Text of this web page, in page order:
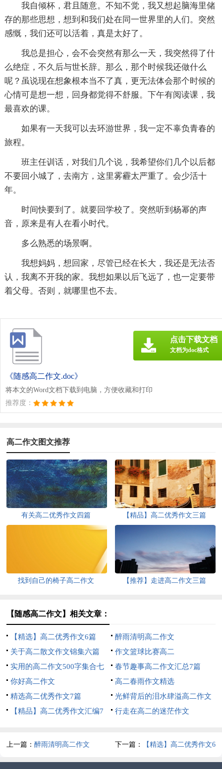
我自倾杯，君且随意。不知不觉，我又想起脑海里储
存的那些思想，想到和我们处在同一世界里的人们。突然
感慨，我们还可以活着，真是太好了。
我总是担心，会不会突然有那么一天，我突然得了什
么绝症，不久后与世长辞。那么，那个时候我还做什么
呢？虽说现在想象根本当不了真，更无法体会那个时候的
心情可是想一想，回身都觉得不舒服。下午有阅读课，我
最喜欢的课。
如果有一天我可以去环游世界，我一定不辜负青春的
旅程。
班主任训话，对我们几个说，我希望你们几个以后都
不要回小城了，去南方，这里雾霾太严重了。会少活十
年。
时间快要到了。就要回学校了。突然听到杨幂的声
音，原来是有人在看小时代。
多么熟悉的场景啊。
我想妈妈，想回家，尽管已经在长大，我还是无法否
认，我离不开我的家。我想如果以后飞远了，也一定要带
着父母。否则，就哪里也不去。
《随感高二作文.doc》
将本文的Word文档下载到电脑，方便收藏和打印
推荐度：
点击下载文档
文档为doc格式
高二作文图文推荐
有关高二优秀作文四篇 【精品】高二优秀作文三篇
找到自己的椅子高二作文 【推荐】走进高二作文三篇
【随感高二作文】相关文章：
【精选】高二优秀作文6篇
醉雨清明高二作文
关于高二散文作文锦集六篇
作文篮球比赛高二
实用的高二作文500字集合七
篇
春节趣事高二作文汇总7篇
你好高二作文
高二春雨作文精选
精选高二优秀作文7篇
光鲜背后的泪水肆溢高二作文
【精品】高二优秀作文汇编7
行走在高二的迷茫作文
上一篇：醉雨清明高二作文 下一篇： 【精选】高二优秀作文6
篇